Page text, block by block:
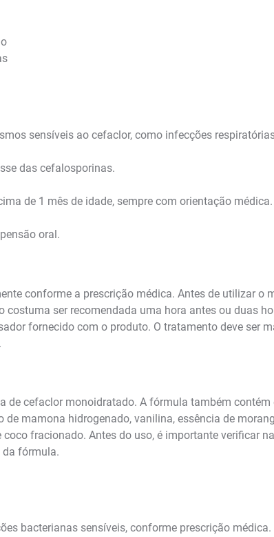
sensíveis ao cefaclor, como infecções
das cefalosporinas.
de 1 mês de idade, sempre com orientação médica.
oral.
conforme a prescrição médica. Antes de utilizar o
ser recomendada uma hora antes ou duas
fornecido com o produto. O tratamento deve ser
cefaclor monoidratado. A fórmula também
mamona hidrogenado, vanilina, essência de
fracionado. Antes do uso, é importante verificar
da fórmula.
bacterianas sensíveis, conforme prescrição médica.